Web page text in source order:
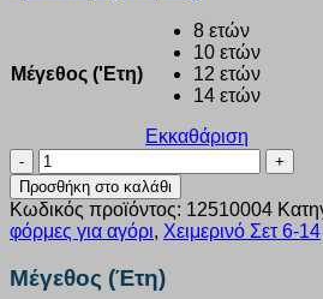
Μέγεθος ('Ετη)
8 ετών
10 ετών
12 ετών
14 ετών
Εκκαθάριση
Σετ
αγόρι
8-
14
Ετών
Action
“LAKERS“
Προσθήκη στο καλάθι
Κωδικός προϊόντος: 12510004
φόρμες για αγόρι, Χειμερινό Σετ 6-14
Μέγεθος (Έτη)